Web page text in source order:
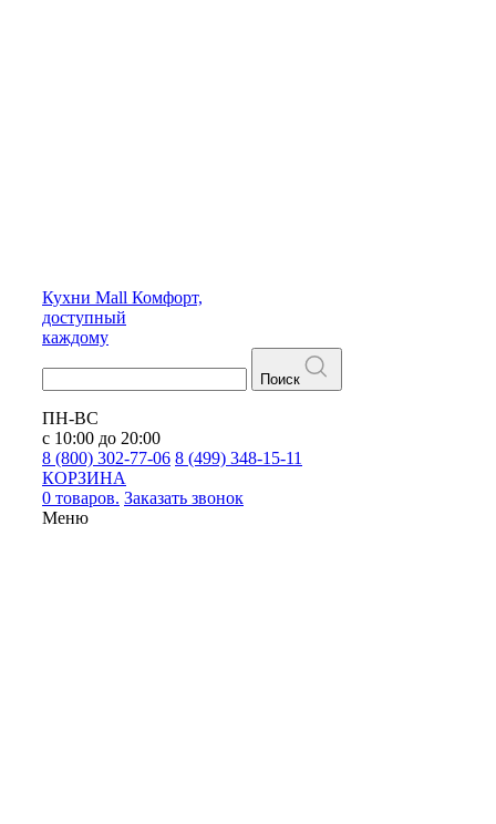
Кухни Mall Комфорт,
доступный
каждому
Поиск
ПН-ВС
с 10:00 до 20:00
8 (800) 302-77-06 8 (499) 348-15-11
КОРЗИНА
0 товаров. Заказать звонок
Меню